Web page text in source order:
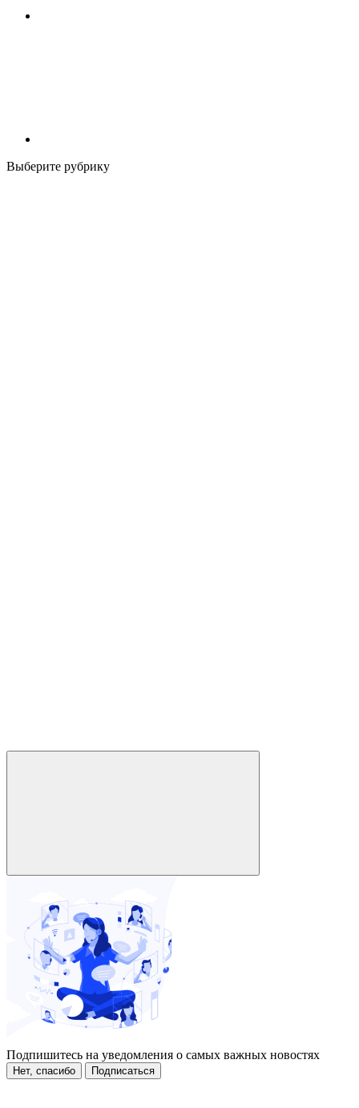
Выберите рубрику
Подпишитесь на уведомления о самых важных новостях
Нет, спасибо Подписаться